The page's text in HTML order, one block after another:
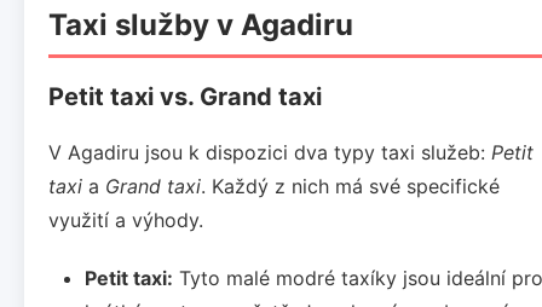
Taxi služby v Agadiru
Petit taxi vs. Grand taxi
V Agadiru jsou k dispozici dva typy taxi služeb: Petit
taxi a Grand taxi. Každý z nich má své specifické
využití a výhody.
Petit taxi: Tyto malé modré taxíky jsou ideální pro